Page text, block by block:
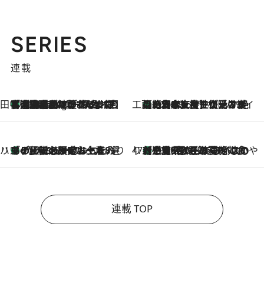
SERIES
連載
田中稲の勝手に再ブーム
1 Hour Ago
「湘南乃風に憧れて」観客大盛上がりの“タオル回し”に、ラッパー顔負けの高速歌唱まで…さだまさし（74）のアグレッシブすぎる現在地 工藤まやのおもてなしハワイ
2026.8.6
【ハワイ土産】ローカルの絶大な支持で復活！ 絶品の幻クッキー《元ファンの日本人女性が受け継いだ名店》
ハワイ賢者 リサのお気に入りリスト2026.8.6
あの伝説の限定トートも！ リニューアルした「ディーン＆デルーカ ハワイ」で必須のお土産8選 47都道府県の手みやげ ひんやりスイーツで夏を満喫
2026.8.6
【三重県】この夏絶対食べたい 冷やしておいしいおやつ3選 お餅×アイスの新感覚スイーツ
連載 TOP